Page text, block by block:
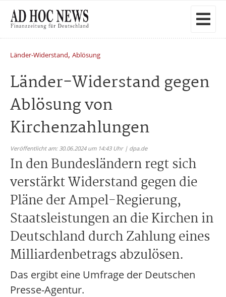
Länder-Widerstand, Ablösung
Länder-Widerstand gegen
Ablösung von
Kirchenzahlungen
Veröffentlicht am: 30.06.2024 um 14:43 Uhr | dpa.de
In den Bundesländern regt sich
verstärkt Widerstand gegen die
Pläne der Ampel-Regierung,
Staatsleistungen an die Kirchen in
Deutschland durch Zahlung eines
Milliardenbetrags abzulösen.
Das ergibt eine Umfrage der Deutschen
Presse-Agentur.